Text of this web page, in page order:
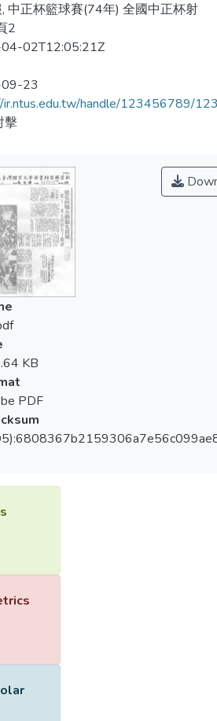
中正杯籃球賽(74年) 全國中正杯射
2
02T12:05:21Z
23
ir.ntus.edu.tw/handle/123456789/
擊
KB
PDF